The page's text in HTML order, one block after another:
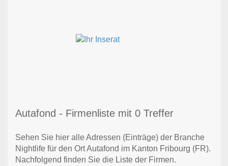
Autafond - Firmenliste mit 0 Treffer
Sehen Sie hier alle Adressen (Einträge) der Branche
Nightlife für den Ort Autafond im Kanton Fribourg (FR).
Nachfolgend finden Sie die Liste der Firmen.